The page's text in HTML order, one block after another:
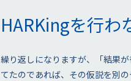
HARKingを行わ
繰り返しになりますが、「結果
てたのであれば、その仮説を別